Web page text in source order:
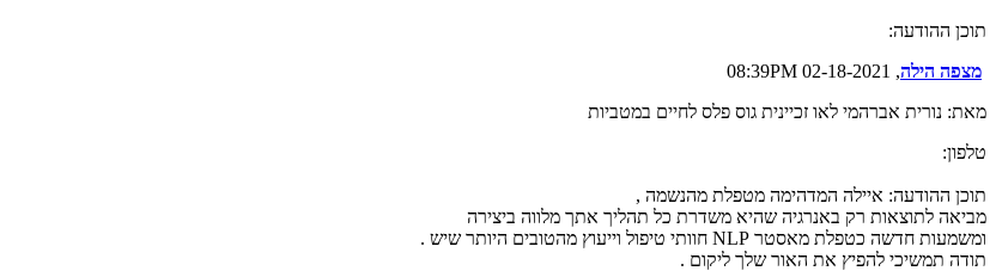
תוכן ההודעה:
מצפה הילה, 02-18-2021 08:39PM
מאת: נורית אברהמי לאו זכיינית גוס פלס לחיים במטביות
טלפון:
תוכן ההודעה: איילה המדהימה מטפלת מהנשמה ,
מביאה לתוצאות רק באנרגיה שהיא משדרת כל תהליך אתך מלווה ביצירה
ומשמעות חדשה כטפלת מאסטר NLP חוותי טיפול וייעוץ מהטובים היותר שיש .
תודה תמשיכי להפיץ את האור שלך ליקום .